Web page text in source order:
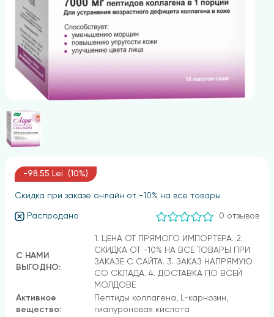
-98.55 Lei (10%)
Скидка при заказе онлайн от -10% на все товары
Распродано 0 отзывов
С НАМИ
ВЫГОДНО:
1. ЦЕНА ОТ ПРЯМОГО ИМПОРТЕРА. 2.
СКИДКА ОТ -10% НА ВСЕ ТОВАРЫ ПРИ
ЗАКАЗЕ С САЙТА. 3. ЗАКАЗ НАПРЯМУЮ
СО СКЛАДА. 4. ДОСТАВКА ПО ВСЕЙ
МОЛДОВЕ
Активное
вещество:
Пептиды коллагена, L-карнозин,
гиалуроновая кислота